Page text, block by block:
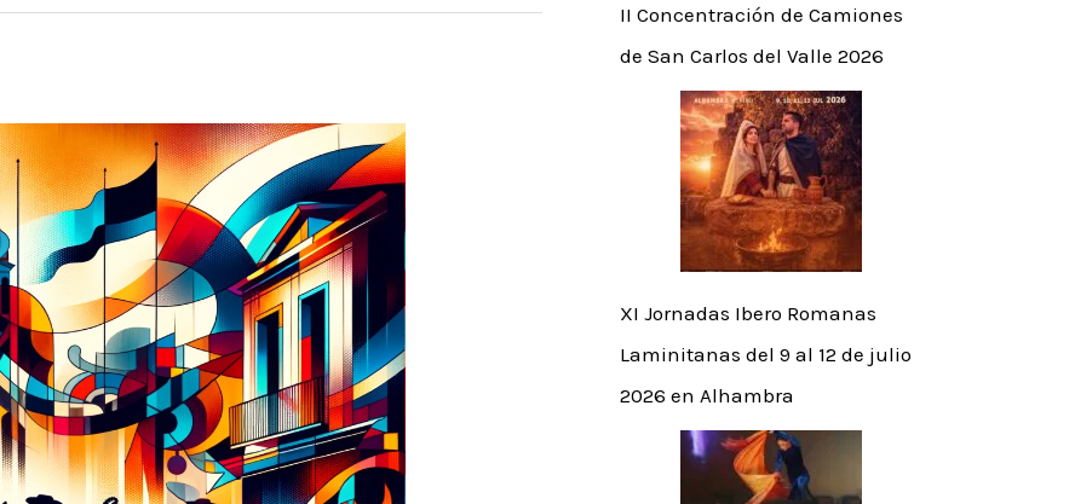
II Concentración de Camiones
de San Carlos del Valle 2026
XI Jornadas Ibero Romanas
Laminitanas del 9 al 12 de julio
2026 en Alhambra